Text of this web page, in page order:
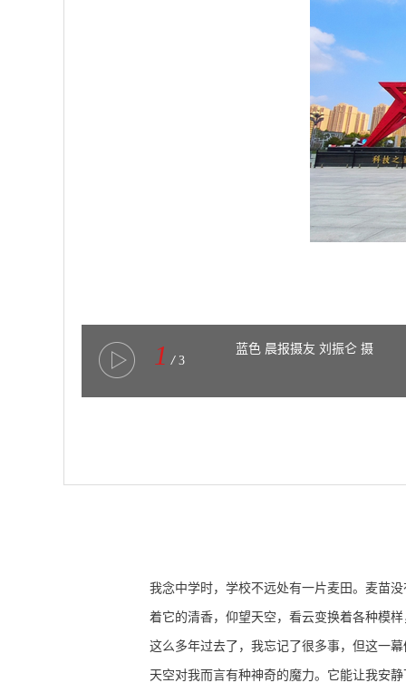
1 / 3
蓝色 晨报摄友 刘振仑 摄
我念中学时，学校不远处有一片麦田。麦苗
着它的清香，仰望天空，看云变换着各种模
这么多年过去了，我忘记了很多事，但这一
天空对我而言有种神奇的魔力。它能让我安